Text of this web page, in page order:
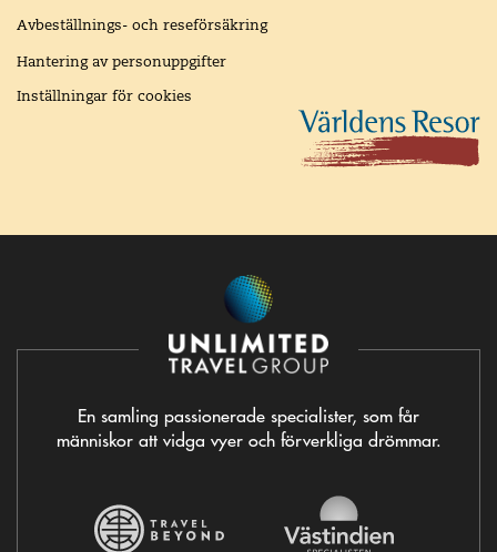
Avbeställnings- och reseförsäkring
Hantering av personuppgifter
Inställningar för cookies
En samling passionerade specialister, som får
människor att vidga vyer och förverkliga drömmar.